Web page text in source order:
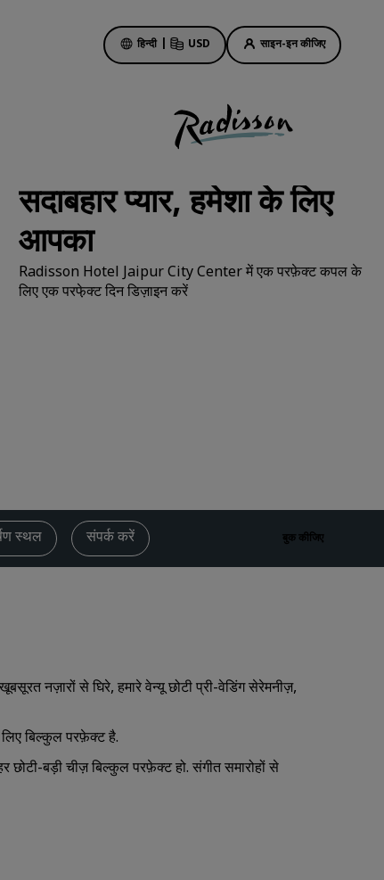
हिन्दी USD साइन-इन कीजिए
होटल की डील
पहली बार का मजा कुछ और ही होता है
हमारे पैकेज देखें
सिटी सेंटर होटल
हमारा ब्लॉग देखें
पॉइंटों का उपयोग कैसे करें
सदाबहार प्यार, हमेशा के लिए
आपका
Radisson Hotel Jaipur City Center में एक परफ़ेक्ट कपल के
लिए एक परफे़क्ट दिन डिज़ाइन करें
स्थल संपर्क करें बुक कीजिए
नज़ारों से घिरे, हमारे वेन्यू छोटी प्री-वेडिंग सेरेमनीज़,
बिल्कुल परफ़ेक्ट है.
छोटी-बड़ी चीज़ बिल्कुल परफ़ेक्ट हो. संगीत समारोहों से